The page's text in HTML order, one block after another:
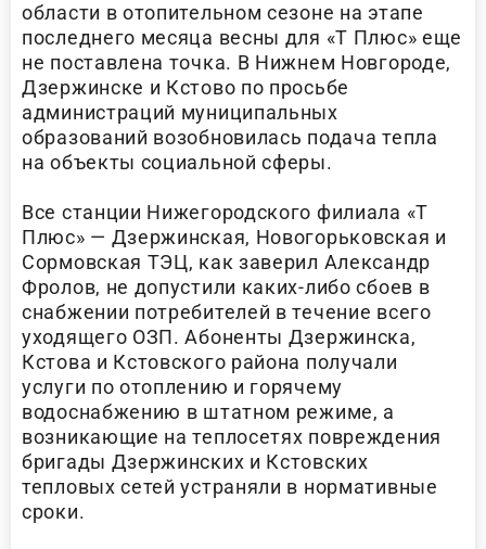
области в отопительном сезоне на этапе
последнего месяца весны для «Т Плюс» еще
не поставлена точка. В Нижнем Новгороде,
Дзержинске и Кстово по просьбе
администраций муниципальных
образований возобновилась подача тепла
на объекты социальной сферы.
Все станции Нижегородского филиала «Т
Плюс» — Дзержинская, Новогорьковская и
Сормовская ТЭЦ, как заверил Александр
Фролов, не допустили каких-либо сбоев в
снабжении потребителей в течение всего
уходящего ОЗП. Абоненты Дзержинска,
Кстова и Кстовского района получали
услуги по отоплению и горячему
водоснабжению в штатном режиме, а
возникающие на теплосетях повреждения
бригады Дзержинских и Кстовских
тепловых сетей устраняли в нормативные
сроки.